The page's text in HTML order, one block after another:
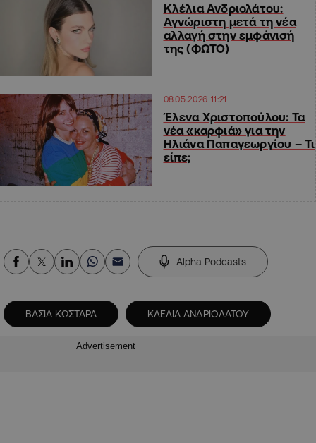
Κλέλια Ανδριολάτου:
Αγνώριστη μετά τη νέα
αλλαγή στην εμφάνισή
της (ΦΩΤΟ)
08.05.2026 11:21
Έλενα Χριστοπούλου: Τα
νέα «καρφιά» για την
Ηλιάνα Παπαγεωργίου – Τι
είπε;
Alpha Podcasts
ΒΑΣΙΑ ΚΩΣΤΑΡΑ ΚΛΕΛΙΑ ΑΝΔΡΙΟΛΑΤΟΥ
Advertisement